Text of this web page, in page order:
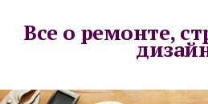
Все о ремонте,